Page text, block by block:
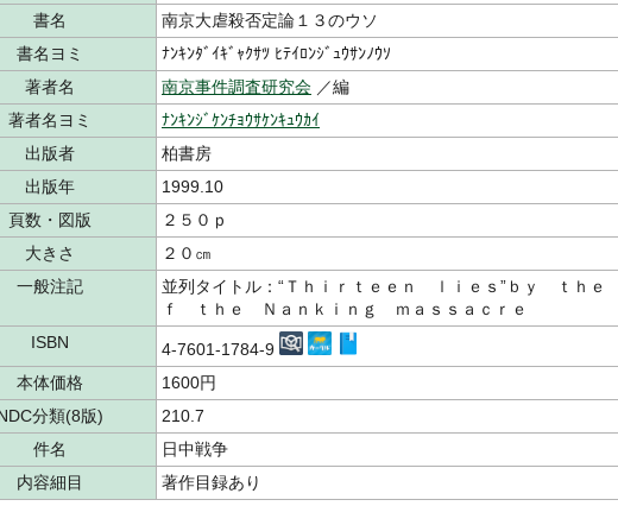
書名
南京大虐殺否定論１３のウソ
書名ヨミ
ﾅﾝｷﾝﾀﾞｲｷﾞｬｸｻﾂ ﾋﾃｲﾛﾝｼﾞｭｳｻﾝﾉｳｿ
著者名
南京事件調査研究会 ／編
著者名ヨミ
ﾅﾝｷﾝｼﾞｹﾝﾁｮｳｻｹﾝｷｭｳｶｲ
出版者
柏書房
出版年
1999.10
頁数・図版
２５０ｐ
大きさ
２０㎝
一般注記
並列タイトル：“Ｔｈｉｒｔｅｅｎ ｌｉｅｓ”ｂｙ ｔｈ
ｆ ｔｈｅ Ｎａｎｋｉｎｇ ｍａｓｓａｃｒｅ
ISBN
4-7601-1784-9
本体価格
1600円
分類(8版)
210.7
件名
日中戦争
内容細目
著作目録あり